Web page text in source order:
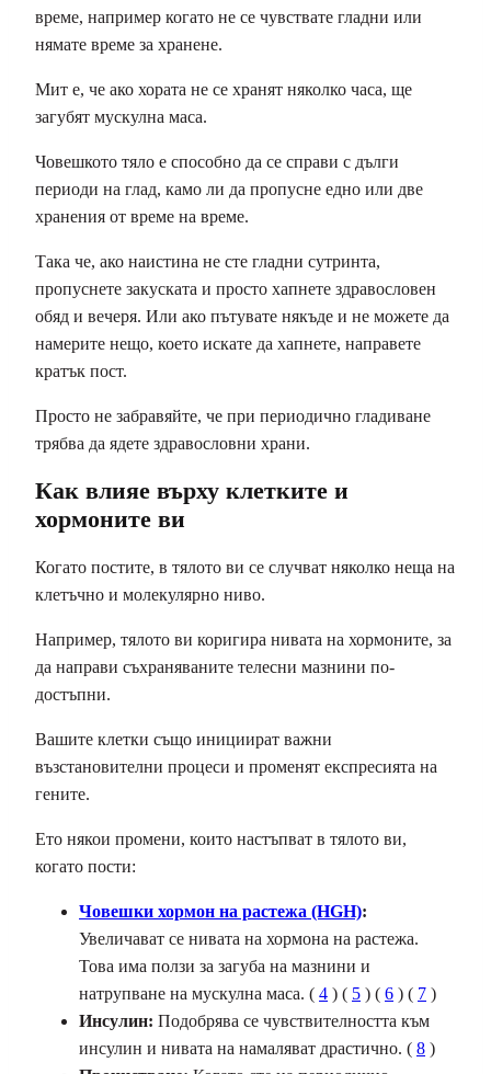
време, например когато не се чувствате гладни или
нямате време за хранене.
Мит е, че ако хората не се хранят няколко часа, ще
загубят мускулна маса.
Човешкото тяло е способно да се справи с дълги
периоди на глад, камо ли да пропусне едно или две
хранения от време на време.
Така че, ако наистина не сте гладни сутринта,
пропуснете закуската и просто хапнете здравословен
обяд и вечеря. Или ако пътувате някъде и не можете да
намерите нещо, което искате да хапнете, направете
кратък пост.
Просто не забравяйте, че при периодично гладиване
трябва да ядете здравословни храни.
Как влияе върху клетките и
хормоните ви
Когато постите, в тялото ви се случват няколко неща на
клетъчно и молекулярно ниво.
Например, тялото ви коригира нивата на хормоните, за
да направи съхраняваните телесни мазнини по-
достъпни.
Вашите клетки също инициират важни
възстановителни процеси и променят експресията на
гените.
Ето някои промени, които настъпват в тялото ви,
когато пости:
Човешки хормон на растежа (HGH):
Увеличават се нивата на хормона на растежа.
Това има ползи за загуба на мазнини и
натрупване на мускулна маса. ( 4 ) ( 5 ) ( 6 ) ( 7 )
Инсулин: Подобрява се чувствителността към
инсулин и нивата на намаляват драстично. ( 8 )